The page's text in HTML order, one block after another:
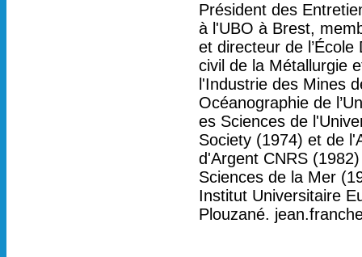
Président des
à l'UBO à Brest,
et directeur de
civil de la Métallurgie
l'Industrie des Mines
Océanographie de
es Sciences de
Society (1974) et de
d'Argent CNRS
Sciences de la Mer
Institut Universitaire
Plouzané.